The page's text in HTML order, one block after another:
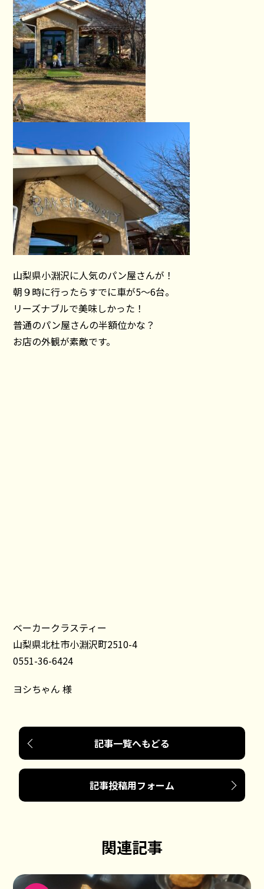
山梨県小淵沢に人気のパン屋さんが！
朝９時に行ったらすでに車が5〜6台。
リーズナブルで美味しかった！
普通のパン屋さんの半額位かな？
お店の外観が素敵です。
ベーカークラスティー
山梨県北杜市小淵沢町2510-4
0551-36-6424
ヨシちゃん 様
記事一覧へもどる
記事投稿用フォーム
関連記事